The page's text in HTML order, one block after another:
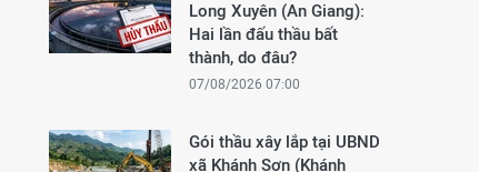
Long Xuyên (An Giang):
Hai lần đấu thầu bất
thành, do đâu?
07/08/2026 07:00
Gói thầu xây lắp tại UBND
xã Khánh Sơn (Khánh